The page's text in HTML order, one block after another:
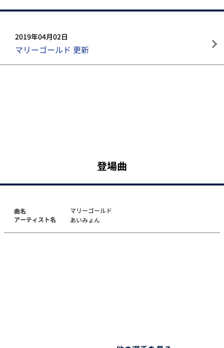
2019年04月02日
マリーゴールド 更新
登場曲
曲名
アーティスト名
マリーゴールド
あいみょん